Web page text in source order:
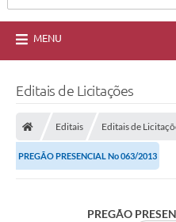
MENU
Editais de Licitações
Editais Editais de
PREGÃO PRESENCIAL No 063/2013
PREGÃO